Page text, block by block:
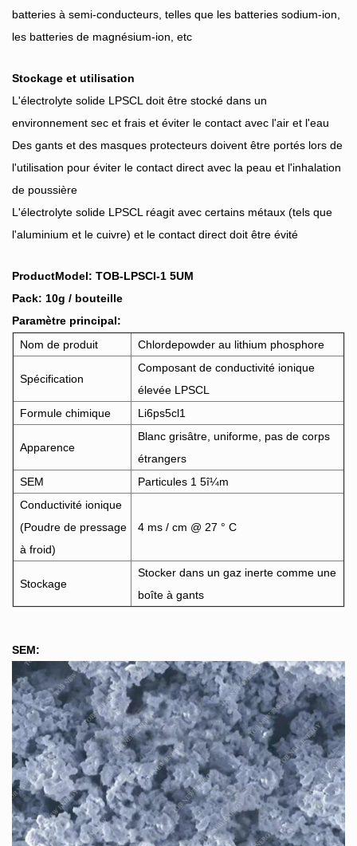
batteries à semi-conducteurs, telles que les batteries sodium-ion,
les batteries de magnésium-ion, etc
Stockage et utilisation
L'électrolyte solide LPSCL doit être stocké dans un
environnement sec et frais et éviter le contact avec l'air et l'eau
Des gants et des masques protecteurs doivent être portés lors de
l'utilisation pour éviter le contact direct avec la peau et l'inhalation
de poussière
L'électrolyte solide LPSCL réagit avec certains métaux (tels que
l'aluminium et le cuivre) et le contact direct doit être évité
ProductModel: TOB-LPSCI-1 5UM
Pack: 10g / bouteille
Paramètre principal:
Nom de produit
Chlordepowder au lithium phosphore
Spécification
Composant de conductivité ionique
élevée LPSCL
Formule chimique
Li6ps5cl1
Apparence
Blanc grisâtre, uniforme, pas de corps
étrangers
SEM
Particules 1 5î¼m
Conductivité ionique
(Poudre de pressage
à froid)
4 ms / cm @ 27 ° C
Stockage
Stocker dans un gaz inerte comme une
boîte à gants
SEM: